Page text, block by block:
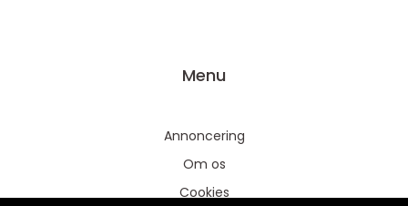
Menu
Annoncering
Om os
Cookies